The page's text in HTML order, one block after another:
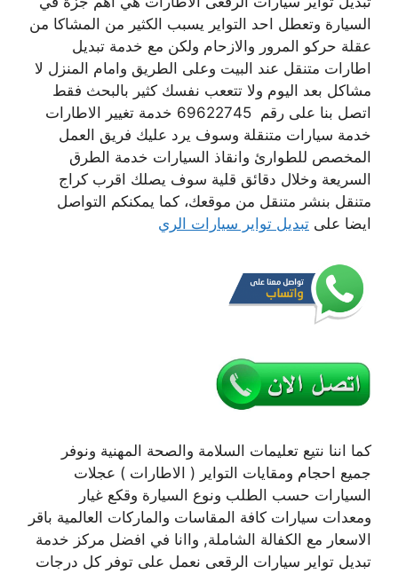
السيارة وتعطل احد التواير يسبب الكثير من المشاكا من
عقلة حركو المرور والازحام ولكن مع خدمة تبديل
اطارات متنقل عند البيت وعلى الطريق وامام المنزل لا
مشاكل بعد اليوم ولا تتععب نفسك كثير بالبحث فقط
اتصل بنا على رقم 69622745 خدمة تغيير الاطارات
خدمة سيارات متنقلة وسوف يرد عليك فريق العمل
المخصص للطوارئ وانقاذ السيارات خدمة الطرق
السريعة وخلال دقائق قلية سوف يصلك اقرب كراج
متنقل بنشر متنقل من موقعك، كما يمكنكم التواصل
ايضا على تبديل تواير سيارات الري
كما اننا نتيع تعليمات السلامة والصحة المهنية ونوفر
جميع احجام ومقايات التواير ( الاطارات ) عجلات
السيارات حسب الطلب ونوع السيارة وقكع غيار
ومعدات سيارات كافة المقاسات والماركات العالمية باقر
الاسعار مع الكفالة الشاملة, واانا في افضل مركز خدمة
تبديل تواير سيارات الرقعى نعمل على توفر كل درجات